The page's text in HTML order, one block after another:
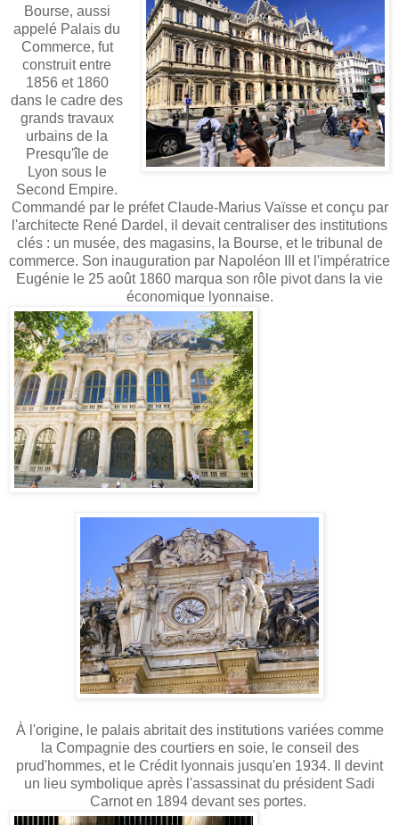
Bourse, aussi
appelé Palais du
Commerce, fut
construit entre
1856 et 1860
dans le cadre des
grands travaux
urbains de la
Presqu'île de
Lyon sous le
Second Empire.
Commandé par le préfet Claude-Marius Vaïsse et conçu par
l'architecte René Dardel, il devait centraliser des institutions
clés : un musée, des magasins, la Bourse, et le tribunal de
commerce. Son inauguration par Napoléon III et l'impératrice
Eugénie le 25 août 1860 marqua son rôle pivot dans la vie
économique lyonnaise.
À l'origine, le palais abritait des institutions variées comme
la Compagnie des courtiers en soie, le conseil des
prud'hommes, et le Crédit lyonnais jusqu'en 1934. Il devint
un lieu symbolique après l'assassinat du président Sadi
Carnot en 1894 devant ses portes.